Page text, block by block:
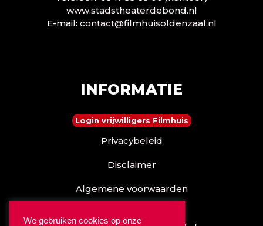
www.stadstheaterdebond.nl
E-mail: contact@filmhuisoldenzaal.nl
INFORMATIE
Login vrijwilligers Filmhuis
Privacybeleid
Disclaimer
Algemene voorwaarden
We gebruiken cookies op onze